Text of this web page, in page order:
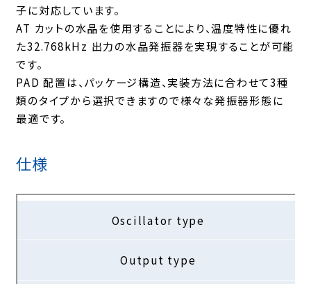
子に対応しています。
AT カットの水晶を使用することにより、温度特性に優れ
た32.768kHz 出力の水晶発振器を実現することが可能
です。
PAD 配置は、パッケージ構造、実装方法に合わせて3種
類のタイプから選択できますので様々な発振器形態に
最適です。
仕様
Oscillator type
Output type